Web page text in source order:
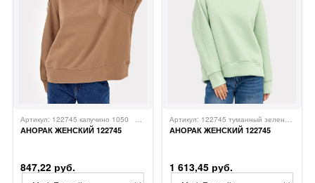
АНОРАК ЖЕНСКИЙ 122745
Артикул: 122745 капучино 1050
Mark Formelle
847,22 руб.
АНОРАК ЖЕНСКИЙ 122745
Артикул: 122745 туманный зеленый 1050
1 613,45 руб.